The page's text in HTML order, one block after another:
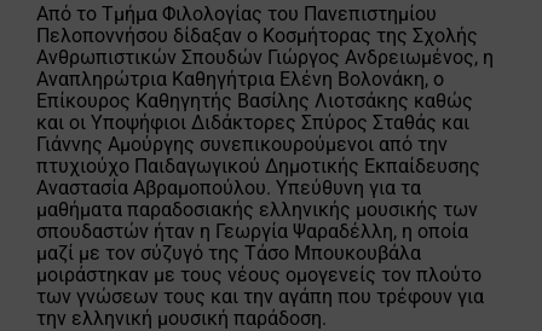
Από το Τμήμα Φιλολογίας του Πανεπιστημίου
Πελοποννήσου δίδαξαν ο Κοσμήτορας της Σχολής
Ανθρωπιστικών Σπουδών Γιώργος Ανδρειωμένος, η
Αναπληρώτρια Καθηγήτρια Ελένη Βολονάκη, ο
Επίκουρος Καθηγητής Βασίλης Λιοτσάκης καθώς
και οι Υποψήφιοι Διδάκτορες Σπύρος Σταθάς και
Γιάννης Αμούργης συνεπικουρούμενοι από την
πτυχιούχο Παιδαγωγικού Δημοτικής Εκπαίδευσης
Αναστασία Αβραμοπούλου. Υπεύθυνη για τα
μαθήματα παραδοσιακής ελληνικής μουσικής των
σπουδαστών ήταν η Γεωργία Ψαραδέλλη, η οποία
μαζί με τον σύζυγό της Τάσο Μπουκουβάλα
μοιράστηκαν με τους νέους ομογενείς τον πλούτο
των γνώσεων τους και την αγάπη που τρέφουν για
την ελληνική μουσική παράδοση.